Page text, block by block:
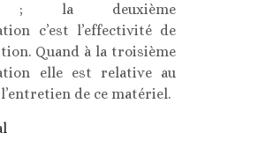
; la deuxième
c’est l’effectivité de
Quand à la troisième
elle est relative au
de ce matériel.